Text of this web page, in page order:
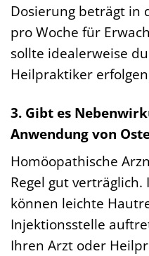
Dosierung beträgt in
pro Woche für
sollte idealerweise
Heilpraktiker
3. Gibt es
Anwendung von
Homöopathische
Regel gut
können leichte
Injektionsstelle
Ihren Arzt oder